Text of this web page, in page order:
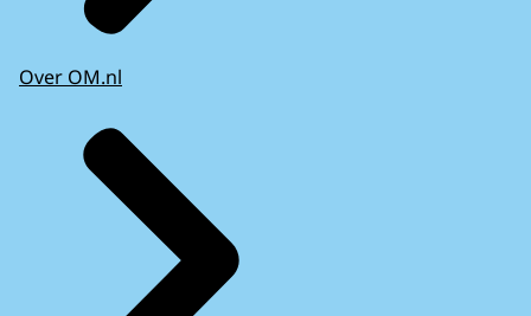
Over OM.nl